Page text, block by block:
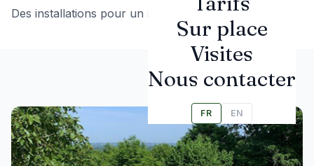
Sur place
Visites
Nous contacter
FR EN
Des installations pour un séjour parfait